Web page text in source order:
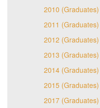
2010 (Graduates)
2011 (Graduates)
2012 (Graduates)
2013 (Graduates)
2014 (Graduates)
2015 (Graduates)
2017 (Graduates)